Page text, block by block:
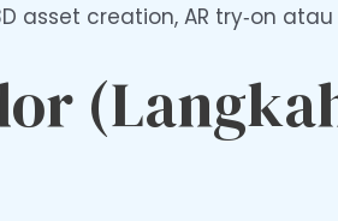
asset creation, AR try‑on